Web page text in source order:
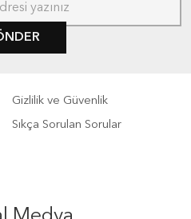
Gizlilik ve Güvenlik
Sıkça Sorulan Sorular